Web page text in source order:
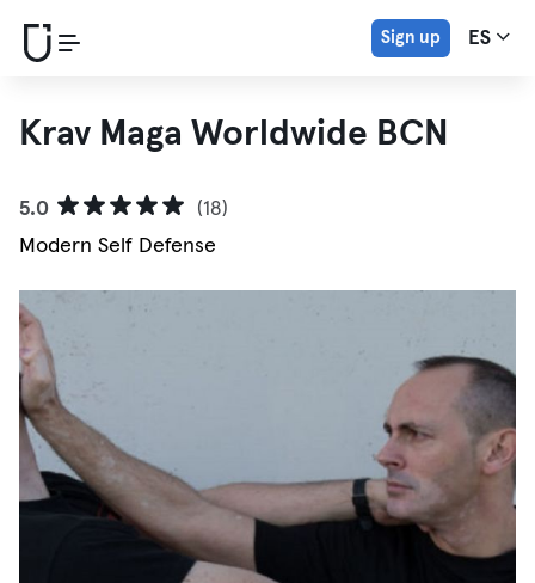
Sign up ES
Krav Maga Worldwide BCN
5.0
(18)
Modern Self Defense